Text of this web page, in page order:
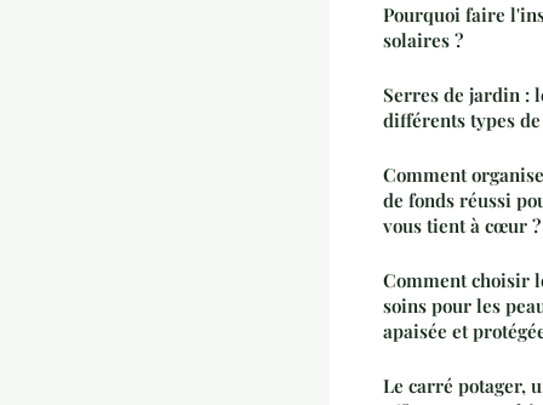
Pourquoi faire
solaires ?
Serres de jardin :
différents types
Comment
de fonds réussi
vous tient à cœur ?
Comment choisir
soins pour les
apaisée et
Le carré potager,